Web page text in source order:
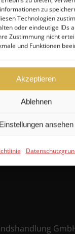
zu
Technologien
oder eindeutige IDs
Zustimmung nicht
und Funktionen
Akzeptieren
Ablehnen
Einstellungen ansehen
Käufer